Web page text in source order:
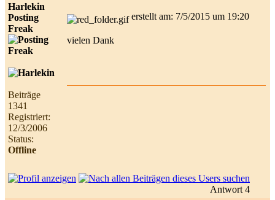
Harlekin
Posting
Freak
Beiträge
1341
Registriert:
12/3/2006
Status:
Offline
erstellt am: 7/5/2015 um 19:20
vielen Dank
Antwort 4